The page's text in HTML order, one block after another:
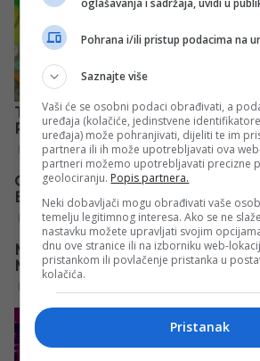
oglašavanja i sadržaja, uvidi u
Pohrana i/ili pristup podacima na
Saznajte više
Vaši će se osobni podaci obrađivati, a
uređaja (kolačiće, jedinstvene
uređaja) može pohranjivati, dijeliti te im
partnera ili ih može upotrebljavati ova
partneri možemo upotrebljavati precizne
geolociranju. Popis partnera.
Neki dobavljači mogu obrađivati vaše
temelju legitimnog interesa. Ako se ne
nastavku možete upravljati svojim
dnu ove stranice ili na izborniku web-
pristankom ili povlačenje pristanka u
kolačića.
Pristanak